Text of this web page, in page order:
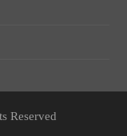
Reserved